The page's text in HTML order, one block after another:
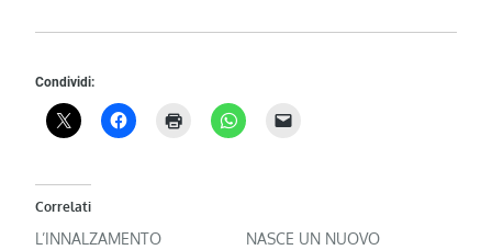
Condividi:
Correlati
L’INNALZAMENTO
NASCE UN NUOVO